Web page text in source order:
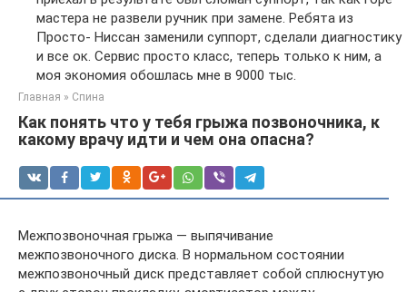
мастера не развели ручник при замене. Ребята из
Просто- Ниссан заменили суппорт, сделали диагностику
и все ок. Сервис просто класс, теперь только к ним, а
моя экономия обошлась мне в 9000 тыс.
Главная » Спина
Как понять что у тебя грыжа позвоночника, к
какому врачу идти и чем она опасна?
Межпозвоночная грыжа — выпячивание
межпозвоночного диска. В нормальном состоянии
межпозвоночный диск представляет собой сплюснутую